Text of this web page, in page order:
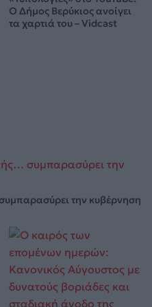
Ο Δήμος Βερύκιος ανοίγει
τα χαρτιά του – Vidcast
την κυβέρνηση